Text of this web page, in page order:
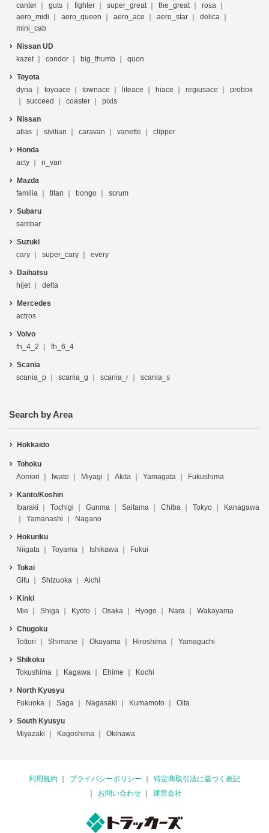
canter
guts fighter super_great the_great
rosa
aero_midi
aero_queen aero_ace aero_star
delica
mini_cab
Nissan UD
kazet
condor big_thumb quon
Toyota
dyna
toyoace townace liteace hiace regiusace
probox
succeed
coaster pixis
Nissan
atlas
sivilian caravan vanette clipper
Honda
acty
n_van
Mazda
familia
titan bongo scrum
Subaru
sambar
Suzuki
cary
super_cary every
Daihatsu
hijet
delta
Mercedes
actros
Volvo
fh_4_2
fh_6_4
Scania
scania_p
scania_g scania_r scania_s
Search by Area
Hokkaido
Tohoku
Aomori
Iwate Miyagi Akita Yamagata Fukushima
Kanto/Koshin
Ibaraki
Tochigi Gunma Saitama Chiba Tokyo
Kanagawa
Yamanashi
Nagano
Hokuriku
Niigata
Toyama Ishikawa Fukui
Tokai
Gifu
Shizuoka Aichi
Kinki
Mie
Shiga Kyoto Osaka Hyogo Nara Wakayama
Chugoku
Tottori
Shimane Okayama Hiroshima Yamaguchi
Shikoku
Tokushima
Kagawa Ehime Kochi
North Kyusyu
Fukuoka
Saga Nagasaki Kumamoto Oita
South Kyusyu
Miyazaki
Kagoshima Okinawa
利用規約 プライバシーポリシー
特定商取引法に基づく表記
お問い合わせ
運営会社